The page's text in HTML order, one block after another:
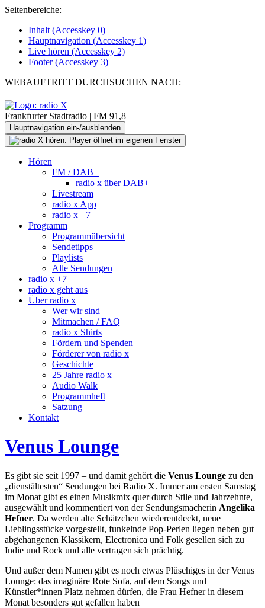
Seitenbereiche:
Inhalt (Accesskey 0)
Hauptnavigation (Accesskey 1)
Live hören (Accesskey 2)
Footer(Accesskey 3)
WEBAUFTRITT DURCHSUCHEN NACH:
Frankfurter Stadtradio | FM 91,8
Hauptnavigation ein-/ausblenden
Hören
FM / DAB+
radio x über DAB+
Livestream
radio x App
radio x +7
Programm
Programmübersicht
Sendetipps
Playlists
Alle Sendungen
radio x +7
radio x geht aus
Über radio x
Wer wir sind
Mitmachen / FAQ
radio x Shirts
Fördern und Spenden
Förderer von radio x
Geschichte
25 Jahre radio x
Audio Walk
Programmheft
Satzung
Kontakt
Venus Lounge
Es gibt sie seit 1997 – und damit gehört die Venus Lounge zu den
„dienstältesten“ Sendungen bei Radio X. Immer am ersten Samstag
im Monat gibt es einen Musikmix quer durch Stile und Jahrzehnte,
ausgewählt und kommentiert von der Sendungsmacherin Angelika
Hefner. Da werden alte Schätzchen wiederentdeckt, neue
Lieblingsstücke vorgestellt, funkelnde Pop-Perlen liegen neben gut
abgehangenen Klassikern, Electronica und Folk gesellen sich zu
Indie und Rock und alle vertragen sich prächtig.
Und außer dem Namen gibt es noch etwas Plüschiges in der Venus
Lounge: das imaginäre Rote Sofa, auf dem Songs und
Künstler*innen Platz nehmen dürfen, die Frau Hefner in diesem
Monat besonders gut gefallen haben